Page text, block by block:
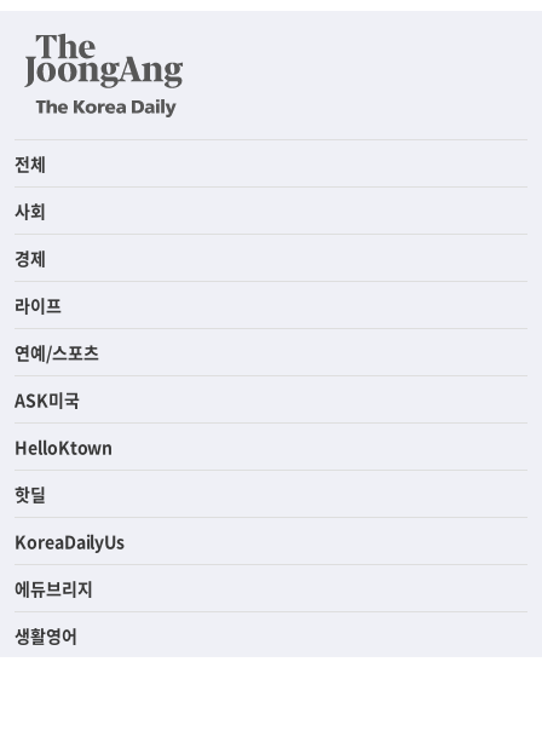
전체
사회
경제
라이프
연예/스포츠
ASK미국
HelloKtown
핫딜
KoreaDailyUs
에듀브리지